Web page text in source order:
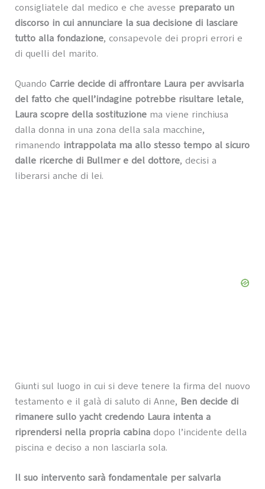
consigliatele dal medico e che avesse preparato un
discorso in cui annunciare la sua decisione di lasciare
tutto alla fondazione, consapevole dei propri errori e
di quelli del marito.
Quando Carrie decide di affrontare Laura per avvisarla
del fatto che quell’indagine potrebbe risultare letale,
Laura scopre della sostituzionema viene rinchiusa
dalla donna in una zona della sala macchine,
rimanendo intrappolata ma allo stesso tempo al sicuro
dalle ricerche di Bullmer e del dottore, decisi a
liberarsi anche di lei.
Giunti sul luogo in cui si deve tenere la firma del nuovo
testamento e il galà di saluto di Anne, Ben decide di
rimanere sullo yacht credendo Laura intenta a
riprendersi nella propria cabinadopo l’incidente della
piscina e deciso a non lasciarla sola.
Il suo intervento sarà fondamentale per salvarla